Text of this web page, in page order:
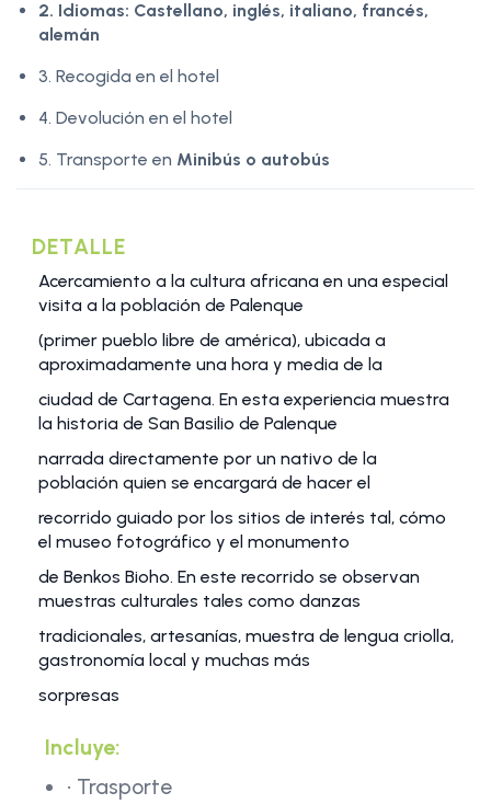
2. Idiomas: Castellano, inglés, italiano, francés,
alemán
3. Recogida en el hotel
4. Devolución en el hotel
5. Transporte en Minibús o autobús
DETALLE
Acercamiento a la cultura africana en una especial
visita a la población de Palenque
(primer pueblo libre de américa), ubicada a
aproximadamente una hora y media de la
ciudad de Cartagena. En esta experiencia muestra
la historia de San Basilio de Palenque
narrada directamente por un nativo de la
población quien se encargará de hacer el
recorrido guiado por los sitios de interés tal, cómo
el museo fotográfico y el monumento
de Benkos Bioho. En este recorrido se observan
muestras culturales tales como danzas
tradicionales, artesanías, muestra de lengua criolla,
gastronomía local y muchas más
sorpresas
Incluye:
• Trasporte